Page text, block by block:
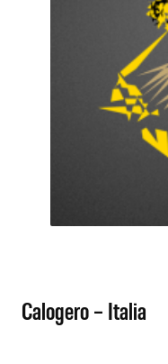
Calogero – Italia